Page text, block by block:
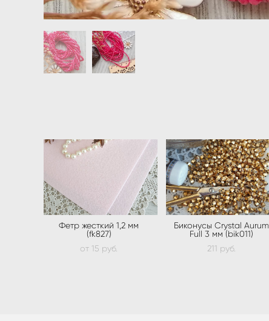
Фетр жесткий 1,2 мм
(fk827)
от 15 pуб.
Биконусы Crystal Aurum
Full 3 мм (bik011)
211 pуб.